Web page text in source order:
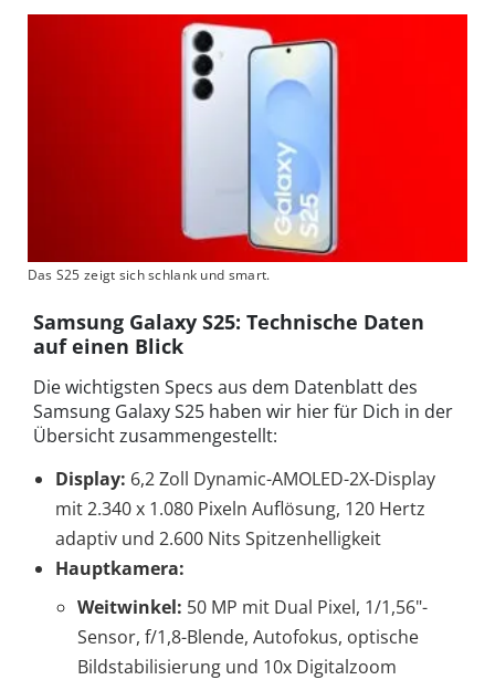
Das S25 zeigt sich schlank und smart.
Samsung Galaxy S25: Technische Daten
auf einen Blick
Die wichtigsten Specs aus dem Datenblatt des
Samsung Galaxy S25 haben wir hier für Dich in der
Übersicht zusammengestellt:
Display: 6,2 Zoll Dynamic-AMOLED-2X-Display
mit 2.340 x 1.080 Pixeln Auflösung, 120 Hertz
adaptiv und 2.600 Nits Spitzenhelligkeit
Hauptkamera:
Weitwinkel: 50 MP mit Dual Pixel, 1/1,56"-
Sensor, f/1,8-Blende, Autofokus, optische
Bildstabilisierung und 10x Digitalzoom